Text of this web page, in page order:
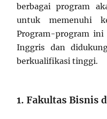
berbagai program
untuk memenuhi
Program-program ini
Inggris dan
berkualifikasi tinggi.
1. Fakultas Bisnis